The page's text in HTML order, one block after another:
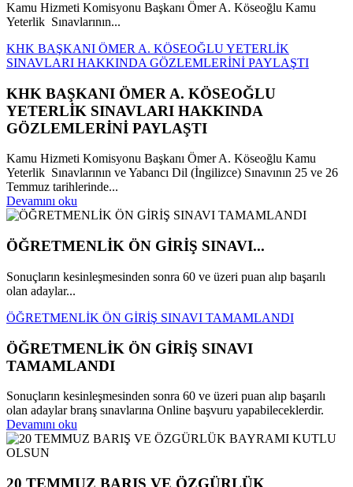
Kamu Hizmeti Komisyonu Başkanı Ömer A. Köseoğlu Kamu
Yeterlik Sınavlarının...
KHK BAŞKANI ÖMER A. KÖSEOĞLU YETERLİK
SINAVLARI HAKKINDA GÖZLEMLERİNİ PAYLAŞTI
KHK BAŞKANI ÖMER A. KÖSEOĞLU
YETERLİK SINAVLARI HAKKINDA
GÖZLEMLERİNİ PAYLAŞTI
Kamu Hizmeti Komisyonu Başkanı Ömer A. Köseoğlu Kamu
Yeterlik Sınavlarının ve Yabancı Dil (İngilizce) Sınavının 25 ve 26
Temmuz tarihlerinde...
Devamını oku
ÖĞRETMENLİK ÖN GİRİŞ SINAVI...
Sonuçların kesinleşmesinden sonra 60 ve üzeri puan alıp başarılı
olan adaylar...
ÖĞRETMENLİK ÖN GİRİŞ SINAVI TAMAMLANDI
ÖĞRETMENLİK ÖN GİRİŞ SINAVI
TAMAMLANDI
Sonuçların kesinleşmesinden sonra 60 ve üzeri puan alıp başarılı
olan adaylar branş sınavlarına Online başvuru yapabileceklerdir.
Devamını oku
20 TEMMUZ BARIŞ VE ÖZGÜRLÜK